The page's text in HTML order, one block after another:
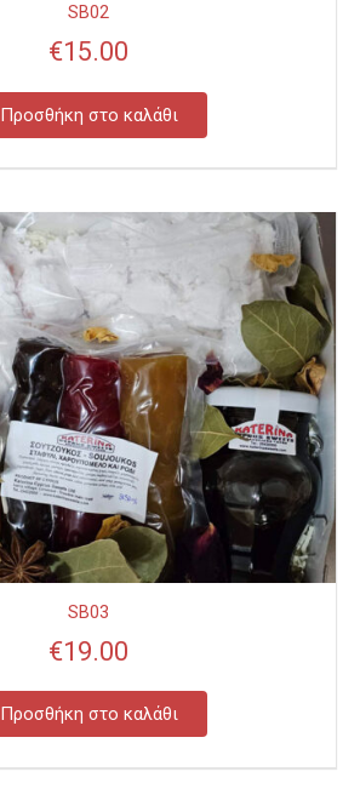
SB02
€15.00
Προσθήκη στο καλάθι
SB03
€19.00
Προσθήκη στο καλάθι